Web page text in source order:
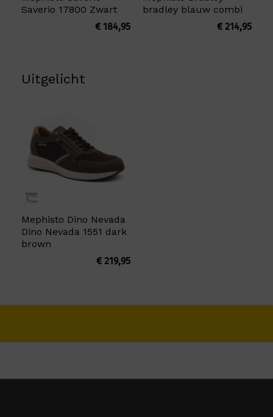
Saverio 17800 Zwart
€184,95
bradley blauw combi
€214,95
Uitgelicht
Mephisto Dino Nevada
Dino Nevada 1551 dark
brown
€219,95